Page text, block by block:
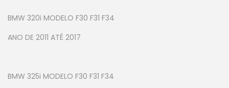
BMW 320i MODELO F30 F31 F34
ANO DE 2011 ATÉ 2017
BMW 325i MODELO F30 F31 F34